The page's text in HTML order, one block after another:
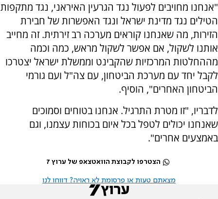
"אנחנו מחויבים לפעול נגד הגרעין האיראני, נגד מתקפות
הטילים נגד מדינת ישראל ונגד האפשרות של חבירת
הזירות, מה שאנחנו קוראים מערכה רב זירתית. זה מחייב
אותנו לשקול, אם אפשר לשקול מראש, כמה וכמה
מההחלטות המרכזיות שהקבינט וממשלת ישראל יצטרכו
לקבל יחד עם מערכת הביטחון, עם צה"ל ועם גורמי
הביטחון האחרים", הוסיף.
לדבריו, "זו מטרת התרגיל. אנחנו בטוחים וסמוכים
שאנחנו יכולים לטפל בכל איום בכוחות עצמנו, וגם
באמצעים אחרים".
הצטרפו לקבוצת הוואטצאפ של ערוץ 7
מצאתם טעות או פרסומת לא ראויה? דווחו לנו